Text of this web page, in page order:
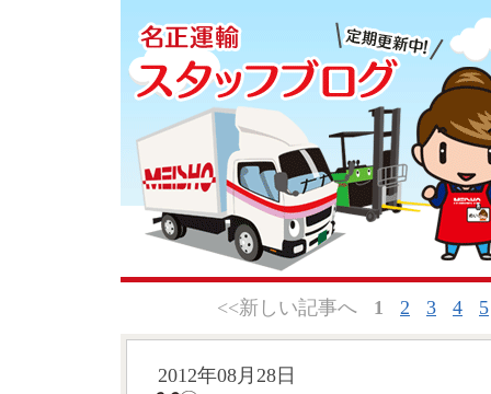
<<新しい記事へ 1 2 3 4 5
2012年08月28日